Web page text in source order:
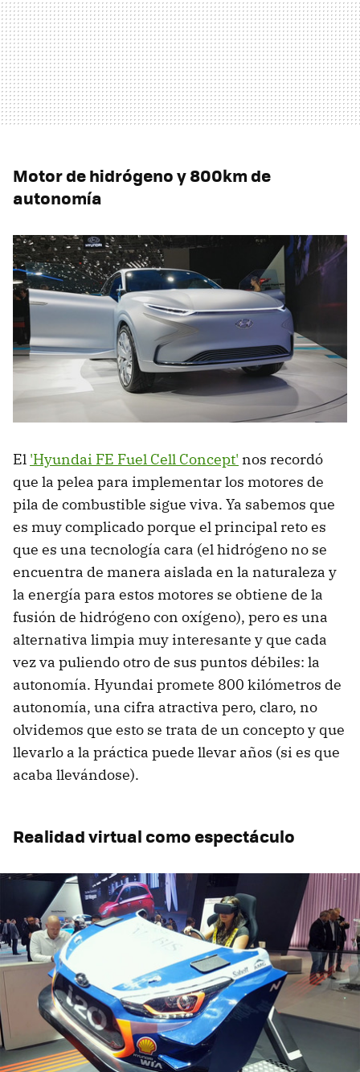
Motor de hidrógeno y 800km de
autonomía
El 'Hyundai FE Fuel Cell Concept' nos recordó
que la pelea para implementar los motores de
pila de combustible sigue viva. Ya sabemos que
es muy complicado porque el principal reto es
que es una tecnología cara (el hidrógeno no se
encuentra de manera aislada en la naturaleza y
la energía para estos motores se obtiene de la
fusión de hidrógeno con oxígeno), pero es una
alternativa limpia muy interesante y que cada
vez va puliendo otro de sus puntos débiles: la
autonomía. Hyundai promete 800 kilómetros de
autonomía, una cifra atractiva pero, claro, no
olvidemos que esto se trata de un concepto y que
llevarlo a la práctica puede llevar años (si es que
acaba llevándose).
Realidad virtual como espectáculo